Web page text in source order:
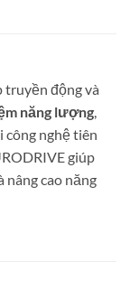
truyền động và
năng lượng,
công nghệ tiên
giúp
cao năng